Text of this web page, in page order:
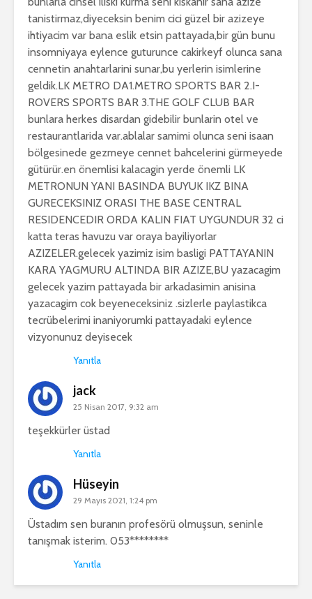
tanistirmaz,diyeceksin benim cici güzel bir azizeye
ihtiyacim var bana eslik etsin pattayada,bir gün bunu
insomniyaya eylence guturunce cakirkeyf olunca sana
cennetin anahtarlarini sunar,bu yerlerin isimlerine
geldik.LK METRO DA1.METRO SPORTS BAR 2.I-
ROVERS SPORTS BAR 3.THE GOLF CLUB BAR
bunlara herkes disardan gidebilir bunlarin otel ve
restaurantlarida var.ablalar samimi olunca seni isaan
bölgesinede gezmeye cennet bahcelerini gürmeyede
gütürür.en önemlisi kalacagin yerde önemli LK
METRONUN YANI BASINDA BUYUK IKZ BINA
GURECEKSINIZ ORASI THE BASE CENTRAL
RESIDENCEDIR ORDA KALIN FIAT UYGUNDUR 32 ci
katta teras havuzu var oraya bayiliyorlar
AZIZELER.gelecek yazimiz isim basligi PATTAYANIN
KARA YAGMURU ALTINDA BIR AZIZE,BU yazacagim
gelecek yazim pattayada bir arkadasimin anisina
yazacagim cok beyeneceksiniz .sizlerle paylastikca
tecrübelerimi inaniyorumki pattayadaki eylence
vizyonunuz deyisecek
Yanıtla
jack
25 Nisan 2017, 9:32 am
teşekkürler üstad
Yanıtla
Hüseyin
29 Mayıs 2021, 1:24 pm
Üstadım sen buranın profesörü olmuşsun, seninle
tanışmak isterim. 053********
Yanıtla